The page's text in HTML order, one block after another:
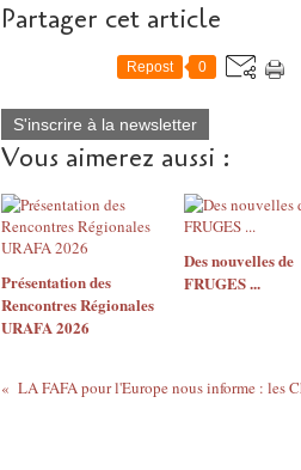
Partager cet article
Repost 0
S'inscrire à la newsletter
Vous aimerez aussi :
Présentation des
Rencontres Régionales
URAFA 2026
Des nouvelles de
FRUGES ...